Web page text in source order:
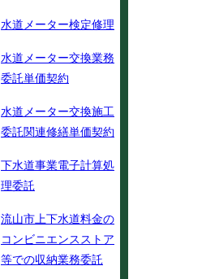
水道メーター検定修理
水道メーター交換業務
委託単価契約
水道メーター交換施工
委託関連修繕単価契約
下水道事業電子計算処
理委託
流山市上下水道料金の
コンビニエンスストア
等での収納業務委託